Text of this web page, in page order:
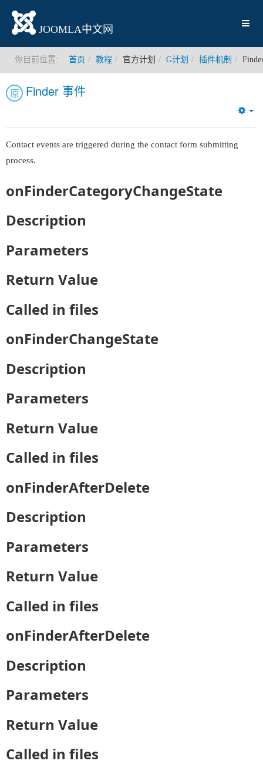
JOOMLA中文网
你目前位置: 首页 教程 官方计划 G计划 插件机制
Finder 事件
原
Contact events are triggered during the contact form submitting
process.
onFinderCategoryChangeState
Description
Parameters
Return Value
Called in files
onFinderChangeState
Description
Parameters
Return Value
Called in files
onFinderAfterDelete
Description
Parameters
Return Value
Called in files
onFinderAfterDelete
Description
Parameters
Return Value
Called in files